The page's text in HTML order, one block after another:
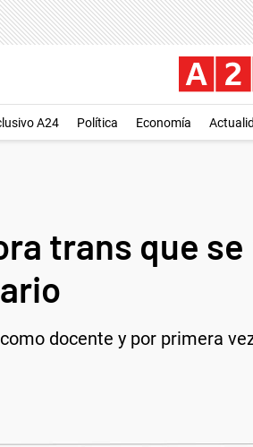
A24 Política Economía
trans que
docente y por primera